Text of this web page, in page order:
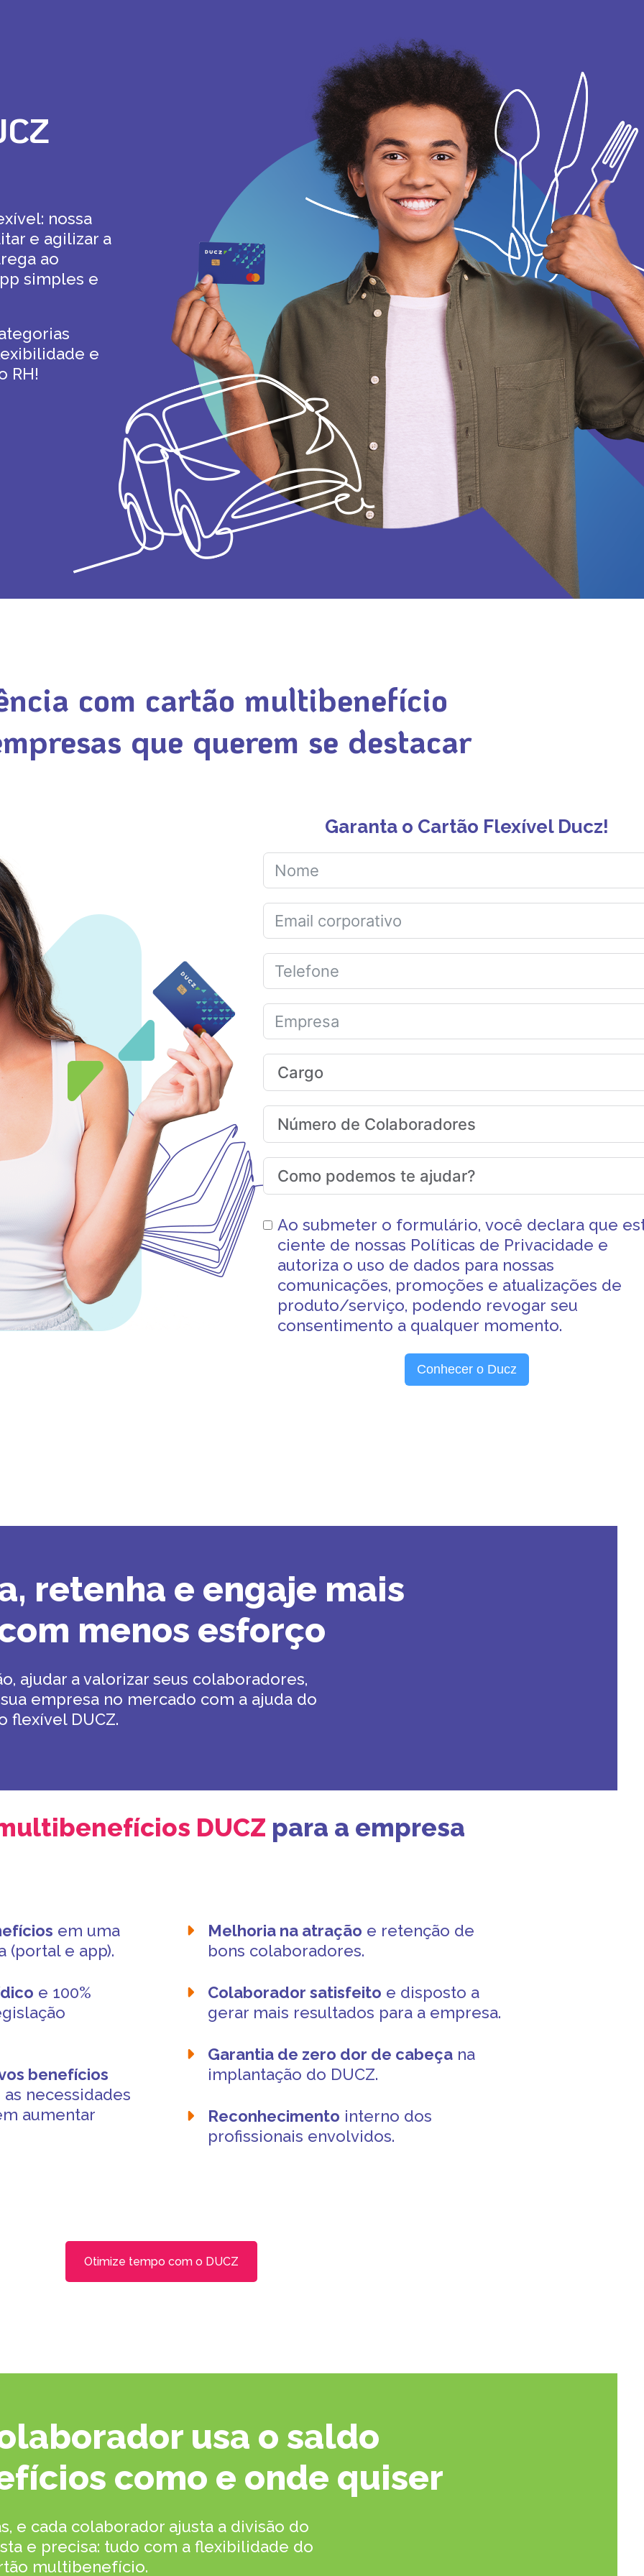
nossa
e agilizar a
ao
simples e
e
RH!
com cartão multibenefício
que querem se destacar
Garanta o Cartão Flexível Ducz!
Ao submeter o formulário, você declara que
ciente de nossas Políticas de Privacidade e
autoriza o uso de dados para nossas
comunicações, promoções e atualizações de
produto/serviço, podendo revogar seu
consentimento a qualquer momento.
Conhecer o Ducz
retenha e engaje mais
menos esforço
ajudar a valorizar seus colaboradores,
empresa no mercado com a ajuda do
flexível DUCZ.
DUCZ para a empresa
em uma
(portal e app).
e 100%
benefícios
necessidades
aumentar
Melhoria na atração e retenção de
bons colaboradores.
Colaborador satisfeito e disposto a
gerar mais resultados para a empresa.
Garantia de zero dor de cabeçana
implantação do DUCZ.
Reconhecimento interno dos
profissionais envolvidos.
Otimize tempo com o DUCZ
usa o saldo
como e onde quiser
e cada colaborador ajusta a divisão do
e precisa: tudo com a flexibilidade do
multibenefício.